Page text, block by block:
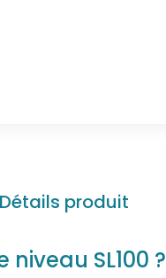
Détails produit
SL100 ?